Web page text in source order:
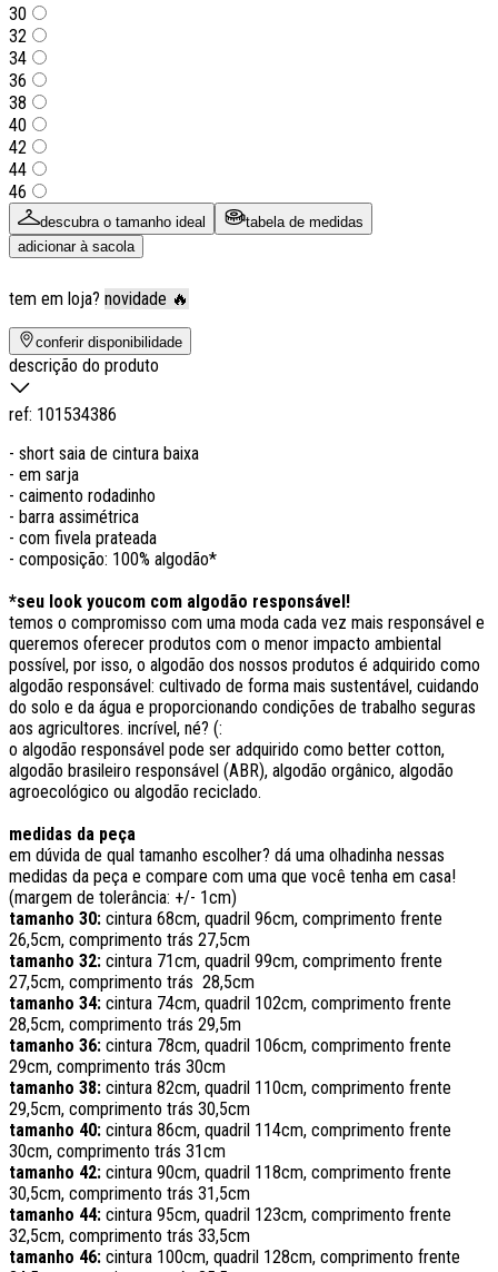
30
32
34
36
38
40
42
44
46
descubra o tamanho ideal
tabela de medidas
adicionar à sacola
tem em loja? novidade 🔥
conferir disponibilidade
descrição do produto
ref: 101534386
- short saia de cintura baixa
- em sarja
- caimento rodadinho
- barra assimétrica
- com fivela prateada
- composição: 100% algodão*
*seu look youcom com algodão responsável!
temos o compromisso com uma moda cada vez mais responsável e
queremos oferecer produtos com o menor impacto ambiental
possível, por isso, o algodão dos nossos produtos é adquirido como
algodão responsável: cultivado de forma mais sustentável, cuidando
do solo e da água e proporcionando condições de trabalho seguras
aos agricultores. incrível, né? (:
o algodão responsável pode ser adquirido como better cotton,
algodão brasileiro responsável (ABR), algodão orgânico, algodão
agroecológico ou algodão reciclado.
medidas da peça
em dúvida de qual tamanho escolher? dá uma olhadinha nessas
medidas da peça e compare com uma que você tenha em casa!
(margem de tolerância: +/- 1cm)
tamanho 30: cintura 68cm, quadril 96cm, comprimento frente
26,5cm, comprimento trás 27,5cm
tamanho 32: cintura 71cm, quadril 99cm, comprimento frente
27,5cm, comprimento trás 28,5cm
tamanho 34: cintura 74cm, quadril 102cm, comprimento frente
28,5cm, comprimento trás 29,5m
tamanho 36: cintura 78cm, quadril 106cm, comprimento frente
29cm, comprimento trás 30cm
tamanho 38: cintura 82cm, quadril 110cm, comprimento frente
29,5cm, comprimento trás 30,5cm
tamanho 40: cintura 86cm, quadril 114cm, comprimento frente
30cm, comprimento trás 31cm
tamanho 42: cintura 90cm, quadril 118cm, comprimento frente
30,5cm, comprimento trás 31,5cm
tamanho 44: cintura 95cm, quadril 123cm, comprimento frente
32,5cm, comprimento trás 33,5cm
tamanho 46: cintura 100cm, quadril 128cm, comprimento frente